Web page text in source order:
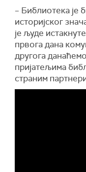
– Библиотека је
историјског
је људе
првога дана
другога
пријатељима
страним